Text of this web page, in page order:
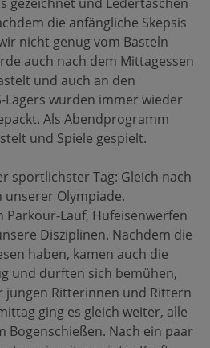
die anfängliche Skepsis
nicht genug vom Basteln
auch nach dem Mittagessen
und auch an den
Lagers wurden immer wieder
Als Abendprogramm
und Spiele gespielt.
sportlichster Tag: Gleich nach
unserer Olympiade.
Parkour-Lauf, Hufeisenwerfen
Disziplinen. Nachdem die
haben, kamen auch die
und durften sich bemühen,
jungen Ritterinnen und Rittern
ging es gleich weiter, alle
Bogenschießen. Nach ein paar